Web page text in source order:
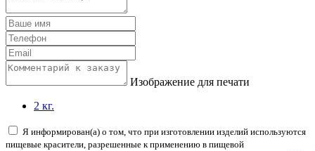
Изображение для печати
2 кг.
Я информирован(а) о том, что при изготовлении изделий используются
пищевые красители, разрешенные к применению в пищевой